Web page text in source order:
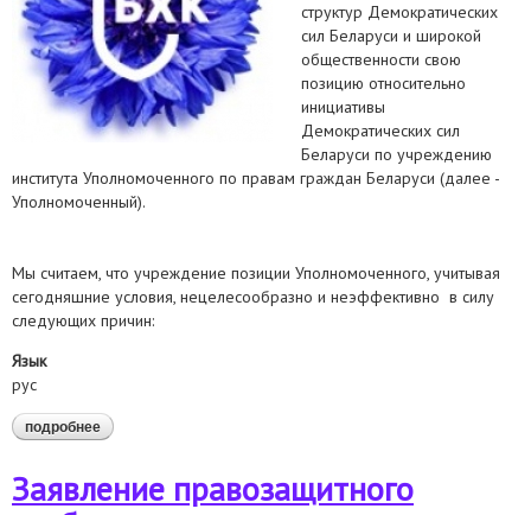
структур Демократических
сил Беларуси и широкой
общественности свою
позицию относительно
инициативы
Демократических сил
Беларуси по учреждению
института Уполномоченного по правам граждан Беларуси (далее -
Уполномоченный).
Мы считаем, что учреждение позиции Уполномоченного, учитывая
сегодняшние условия, нецелесообразно и неэффективно в силу
следующих причин:
Язык
рус
подробнее о позиция коалиции беларусских правозащитных
организаций относительно инициативы по учреждению
Заявление правозащитного